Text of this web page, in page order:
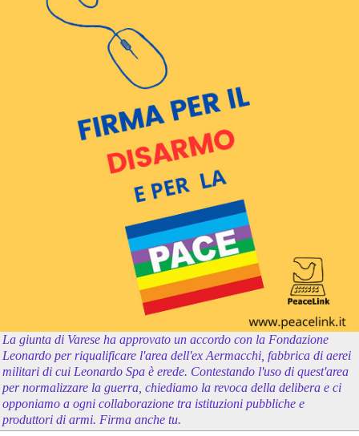
La giunta di Varese ha approvato un accordo con la Fondazione
Leonardo per riqualificare l'area dell'ex Aermacchi, fabbrica di aerei
militari di cui Leonardo Spa è erede. Contestando l'uso di quest'area
per normalizzare la guerra, chiediamo la revoca della delibera e ci
opponiamo a ogni collaborazione tra istituzioni pubbliche e
produttori di armi. Firma anche tu.